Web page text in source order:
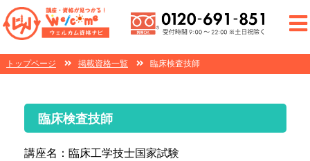
トップページ 掲載資格一覧 臨床検査技師
臨床検査技師
講座名：臨床工学技士国家試験